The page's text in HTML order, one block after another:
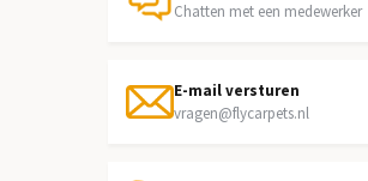
Chatten met een medewerker
E-mail versturen
vragen@flycarpets.nl